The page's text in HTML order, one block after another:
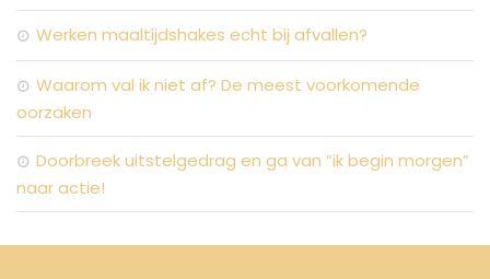
Werken maaltijdshakes echt bij afvallen?
Waarom val ik niet af? De meest voorkomende
oorzaken
Doorbreek uitstelgedrag en ga van “ik begin morgen”
naar actie!